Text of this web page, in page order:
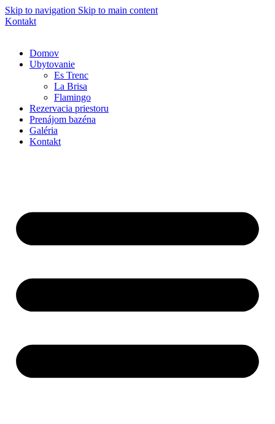
Skip to navigation Skip to main content
Kontakt
Domov
Ubytovanie
Es Trenc
La Brisa
Flamingo
Rezervacia priestoru
Prenájom bazéna
Galéria
Kontakt